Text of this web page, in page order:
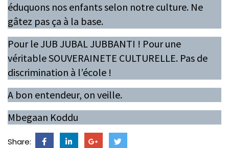
éduquons nos enfants selon notre culture. Ne
gâtez pas ça à la base.
Pour le JUB JUBAL JUBBANTI ! Pour une
véritable SOUVERAINETE CULTURELLE. Pas de
discrimination à l’école !
A bon entendeur, on veille.
Mbegaan Koddu
Share: